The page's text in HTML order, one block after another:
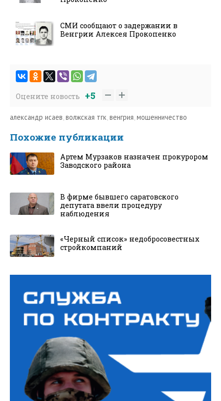
СМИ сообщают о задержании в
Венгрии Алексея Прокопенко
Оцените новость +5
александр исаев,волжская тгк,венгрия,мошенничество
Похожие публикации
Артем Мурзаков назначен прокурором
Заводского района
В фирме бывшего саратовского
депутата ввели процедуру
наблюдения
«Черный список» недобросовестных
стройкомпаний